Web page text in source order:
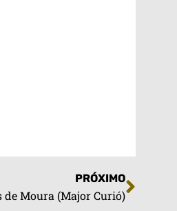
PRÓXIMO
de Moura (Major Curió)